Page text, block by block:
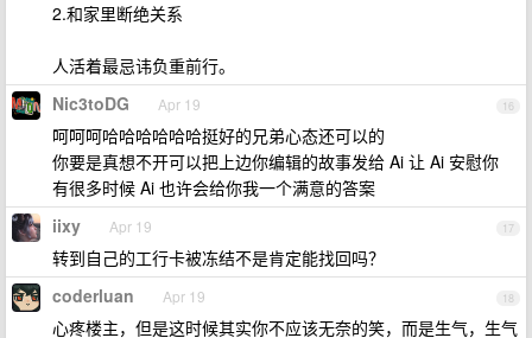
2.和家里断绝关系
人活着最忌讳负重前行。
16
Nic3toDG Apr 19
呵呵呵哈哈哈哈哈哈挺好的兄弟心态还可以的
你要是真想不开可以把上边你编辑的故事发给 Ai 让 Ai 安慰你
有很多时候 Ai 也许会给你我一个满意的答案
17
iixy Apr 19
转到自己的工行卡被冻结不是肯定能找回吗？
18
coderluan Apr 19
心疼楼主，但是这时候其实你不应该无奈的笑，而是生气，生气